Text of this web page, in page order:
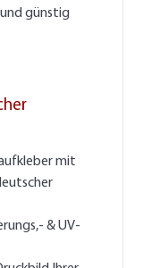
günstig
mit
& UV-